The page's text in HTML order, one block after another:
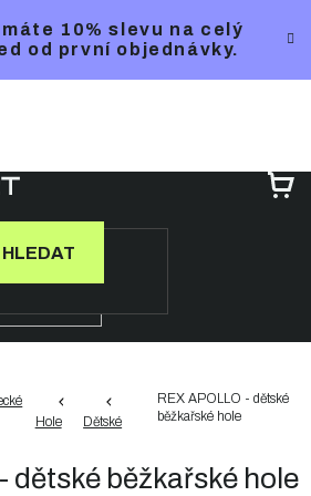
máte 10% slevu na celý
od první objednávky.
HLEDAT
Hole Dětské
REX APOLLO - dětské
běžkařské hole
dětské běžkařské hole